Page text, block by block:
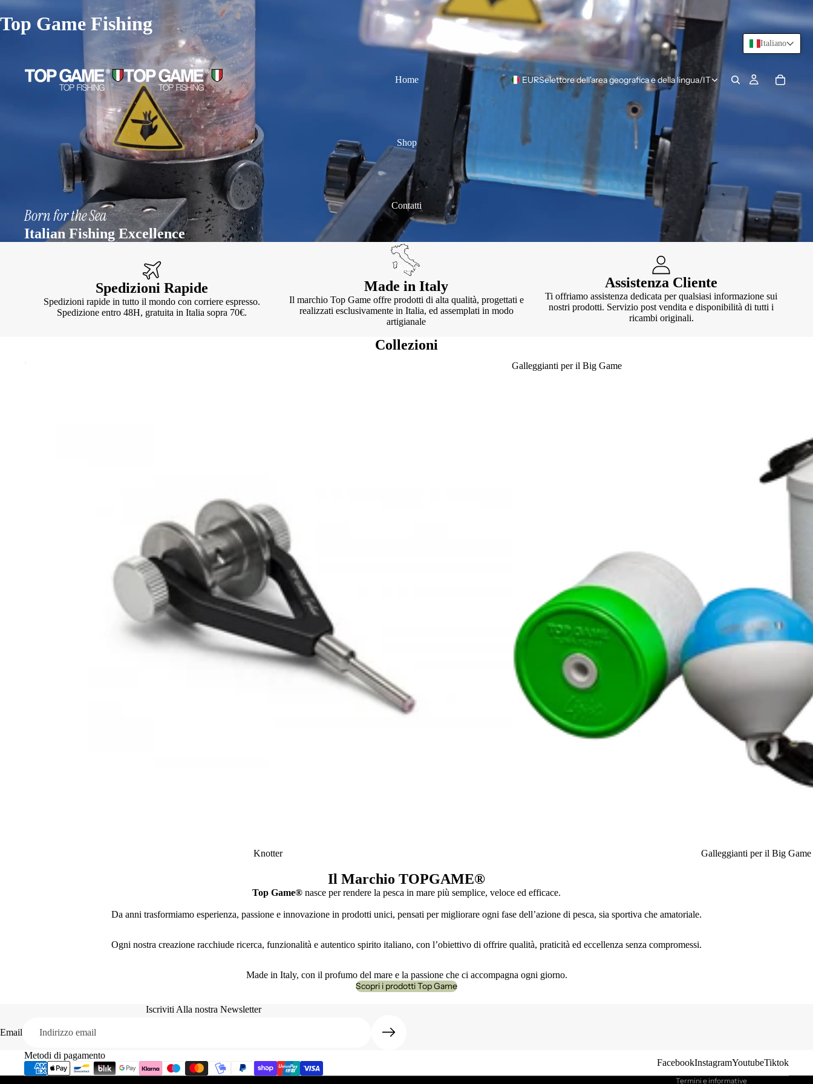
Top Game Fishing
Home
Shop
Contatti
Altro
EURSelettore dell'area geografica e della lingua/IT
Born for the Sea
Italian Fishing Excellence
Spedizioni Rapide
Spedizioni rapide in tutto il mondo con corriere espresso.
Spedizione entro 48H, gratuita in Italia sopra 70€.
Made in Italy
Il marchio Top Game offre prodotti di alta qualità, progettati e
realizzati esclusivamente in Italia, ed assemplati in modo
artigianale
Assistenza Cliente
Ti offriamo assistenza dedicata per qualsiasi informazione sui
nostri prodotti. Servizio post vendita e disponibilità di tutti i
ricambi originali.
Collezioni
Knotter
Knotter
Galleggianti per il Big Game
Galleggianti per il Big Game
Il Marchio TOPGAME®
Top Game® nasce per rendere la pesca in mare più semplice, veloce ed efficace.
Da anni trasformiamo esperienza, passione e innovazione in prodotti unici, pensati per migliorare ogni fase dell’azione di pesca, sia sportiva che amatoriale.
Ogni nostra creazione racchiude ricerca, funzionalità e autentico spirito italiano, con l’obiettivo di offrire qualità, praticità ed eccellenza senza compromessi.
Made in Italy, con il profumo del mare e la passione che ci accompagna ogni giorno.
Scopri i prodotti Top Game
Iscriviti Alla nostra Newsletter
Email
Metodi di pagamento
FacebookInstagramYoutubeTiktok
Termini e informative
Informativa sulle spedizioni
Italiano